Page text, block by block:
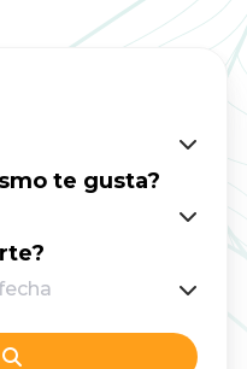
todo lo posible
a la altitud y
tienes que hacer
en nosotros, la
al final - saben
¿Te suena como
te gusta?